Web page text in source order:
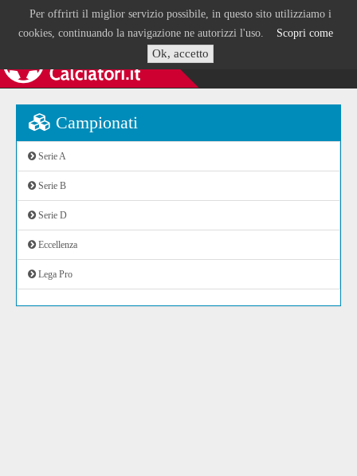
Per offrirti il miglior servizio possibile, in questo sito utilizziamo i
cookies, continuando la navigazione ne autorizzi l'uso. Scopri come
Ok, accetto
Campionati
Serie A
Serie B
Serie D
Eccellenza
Lega Pro